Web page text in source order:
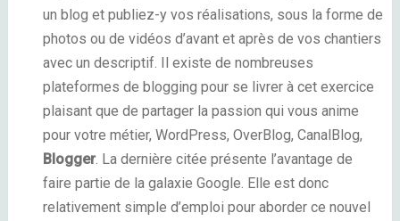
un blog et publiez-y vos réalisations, sous la forme de
photos ou de vidéos d’avant et après de vos chantiers
avec un descriptif. Il existe de nombreuses
plateformes de blogging pour se livrer à cet exercice
plaisant que de partager la passion qui vous anime
pour votre métier, WordPress, OverBlog, CanalBlog,
Blogger. La dernière citée présente l’avantage de
faire partie de la galaxie Google. Elle est donc
relativement simple d’emploi pour aborder ce nouvel